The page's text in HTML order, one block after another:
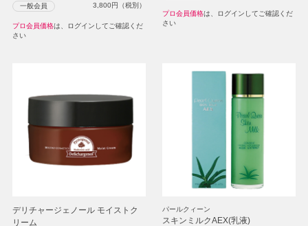
一般会員 3,800円（税別）
プロ会員価格は、ログインしてご確認くだ
さい
プロ会員価格は、ログインしてご確認くだ
さい
デリチャージェノール モイストク
リーム
パールクィーン
スキンミルクAEX(乳液)